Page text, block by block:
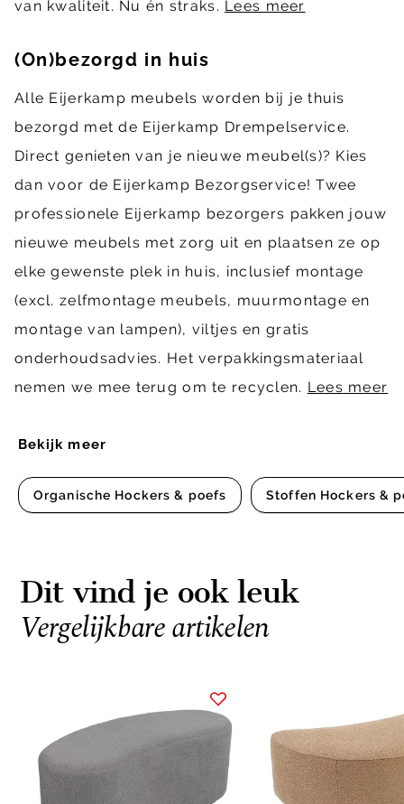
Bekijk meer
Organische Hockers & poefs Stoffen Hockers &
van kwaliteit. Nu én straks. Lees meer
(On)bezorgd in huis
Alle Eijerkamp meubels worden bij je thuis
bezorgd met de Eijerkamp Drempelservice.
Direct genieten van je nieuwe meubel(s)? Kies
dan voor de Eijerkamp Bezorgservice! Twee
professionele Eijerkamp bezorgers pakken jouw
nieuwe meubels met zorg uit en plaatsen ze op
elke gewenste plek in huis, inclusief montage
(excl. zelfmontage meubels, muurmontage en
montage van lampen), viltjes en gratis
onderhoudsadvies. Het verpakkingsmateriaal
nemen we mee terug om te recyclen. Lees meer
Dit vind je ook leuk
Vergelijkbare artikelen